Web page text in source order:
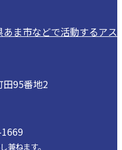
田95番地2
兼ねます。